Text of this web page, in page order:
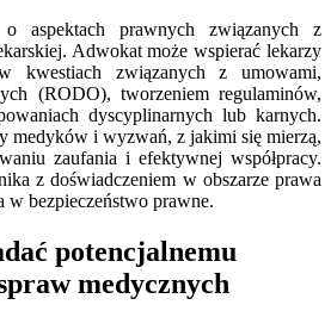
aspektach prawnych związanych z
Adwokat może wspierać lekarzy
kwestiach związanych z umowami,
(RODO), tworzeniem regulaminów,
dyscyplinarnych lub karnych.
medyków i wyzwań, z jakimi się mierzą,
zaufania i efektywnej współpracy.
z doświadczeniem w obszarze prawa
w bezpieczeństwo prawne.
potencjalnemu
medycznych